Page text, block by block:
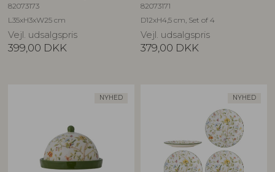
82073173
L35xH3xW25 cm
Vejl. udsalgspris
399,00 DKK
82073171
D12xH4,5 cm, Set of 4
Vejl. udsalgspris
379,00 DKK
NYHED NYHED